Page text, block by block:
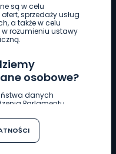
są w celu
sprzedaży usług
a także w celu
rozumieniu ustawy
osobowe?
danych
Parlamentu
związku z
sprawie
oraz uchylenia